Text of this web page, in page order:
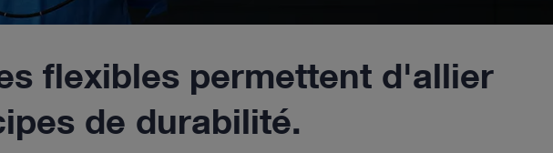
flexibles permettent d'allier
de durabilité.